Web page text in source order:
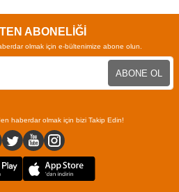
ABONELİĞİ
olmak için e-bültenimize abone olun.
ABONE OL
haberdar olmak için bizi Takip Edin!